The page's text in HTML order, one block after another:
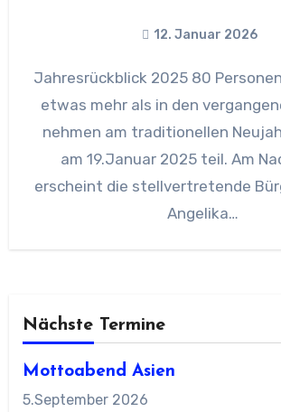
12. Januar 2026
Jahresrückblick 2025 80 Personen – und damit
etwas mehr als in den
nehmen am traditionellen
am 19.Januar 2025 teil. Am
erscheint die stellvertretende
Angelika…
Nächste Termine
Mottoabend Asien
5.September 2026